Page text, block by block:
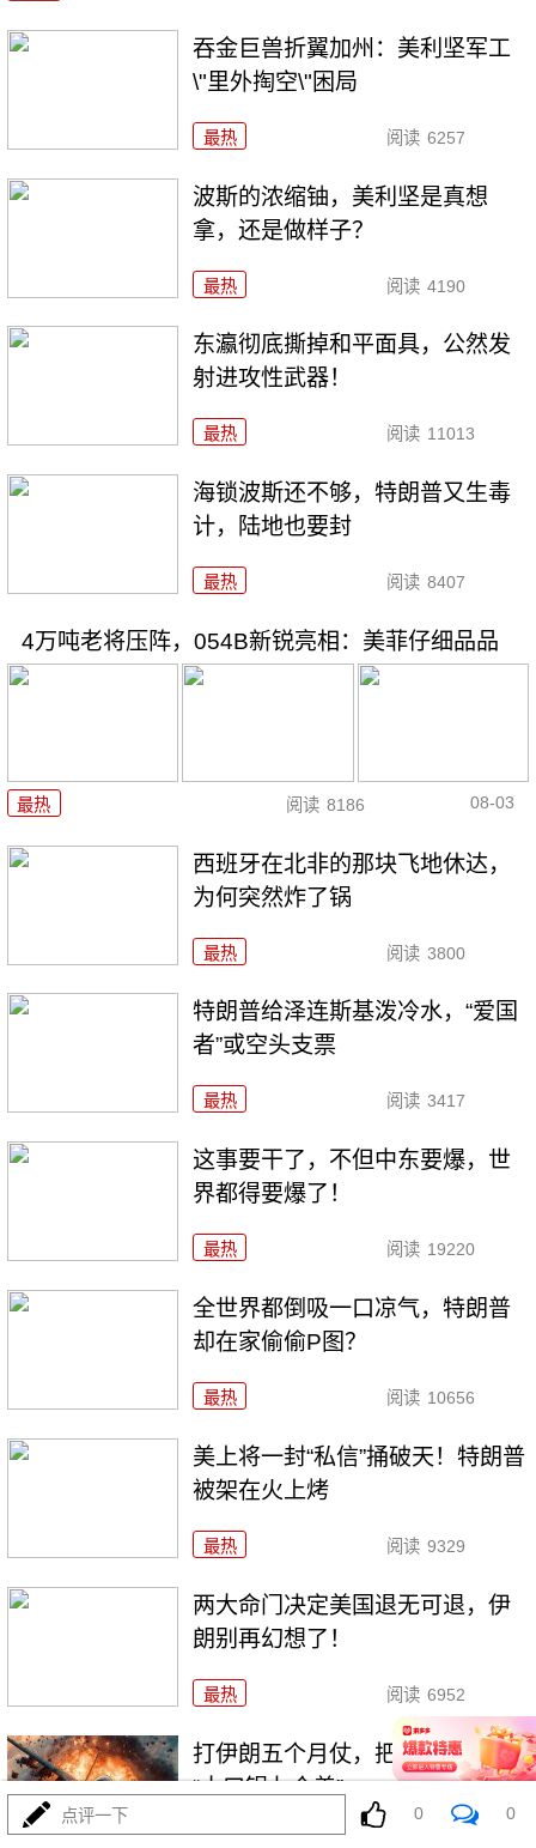
吞金巨兽折翼加州：美利坚军工
\"里外掏空\"困局
最热 阅读 6257
波斯的浓缩铀，美利坚是真想
拿，还是做样子？
最热 阅读 4190
东瀛彻底撕掉和平面具，公然发
射进攻性武器！
最热 阅读 11013
海锁波斯还不够，特朗普又生毒
计，陆地也要封
最热 阅读 8407
4万吨老将压阵，054B新锐亮相：美菲仔细品品
最热 阅读 8186 08-03
西班牙在北非的那块飞地休达，
为何突然炸了锅
最热 阅读 3800
特朗普给泽连斯基泼冷水，“爱国
者”或空头支票
最热 阅读 3417
这事要干了，不但中东要爆，世
界都得要爆了！
最热 阅读 19220
全世界都倒吸一口凉气，特朗普
却在家偷偷P图？
最热 阅读 10656
美上将一封“私信”捅破天！特朗普
被架在火上烤
最热 阅读 9329
两大命门决定美国退无可退，伊
朗别再幻想了！
最热 阅读 6952
打伊朗五个月仗，把美军打成了
“十口锅九个盖”
点评一下 0 0